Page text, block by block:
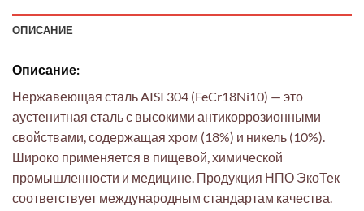
ОПИСАНИЕ
Описание:
Нержавеющая сталь AISI 304 (FeCr18Ni10) — это
аустенитная сталь с высокими антикоррозионными
свойствами, содержащая хром (18%) и никель (10%).
Широко применяется в пищевой, химической
промышленности и медицине. Продукция НПО ЭкоТек
соответствует международным стандартам качества.